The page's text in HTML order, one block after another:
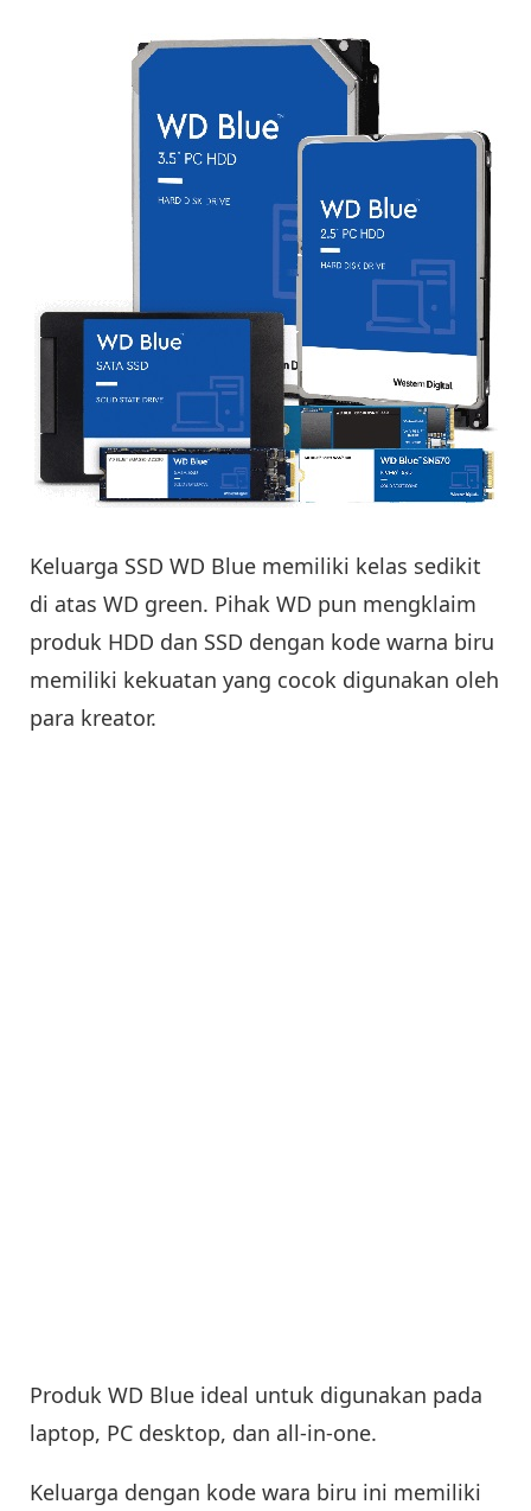
Keluarga SSD WD Blue memiliki kelas sedikit
di atas WD green. Pihak WD pun mengklaim
produk HDD dan SSD dengan kode warna biru
memiliki kekuatan yang cocok digunakan oleh
para kreator.
Produk WD Blue ideal untuk digunakan pada
laptop, PC desktop, dan all-in-one.
Keluarga dengan kode wara biru ini memiliki